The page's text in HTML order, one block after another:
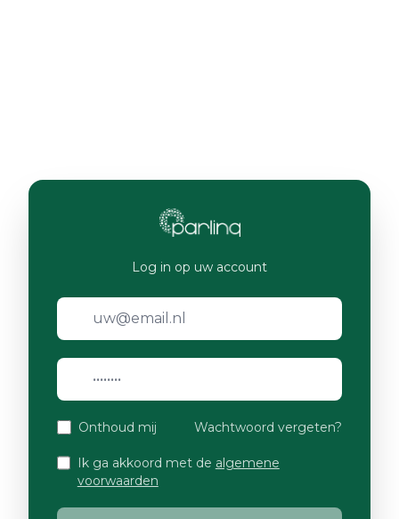
Log in op uw account
Onthoud mij Wachtwoord vergeten?
Ik ga akkoord met de algemene
voorwaarden